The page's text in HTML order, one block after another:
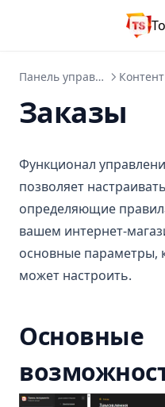
Панель управління
Заказы
Функционал
позволяет
определяющие
вашем интернет-
основные параметры,
может настроить.
Основные